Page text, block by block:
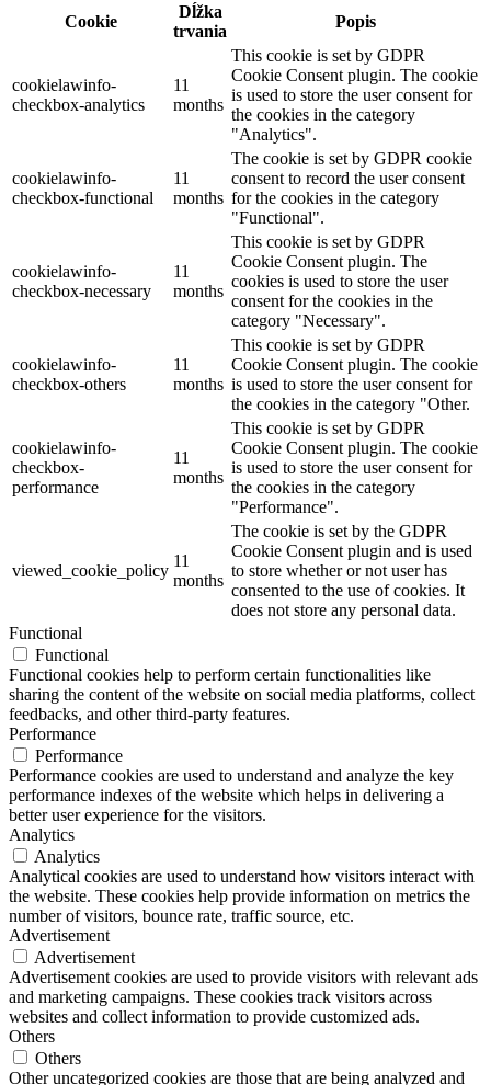
Cookie
Dĺžka
trvania
Popis
cookielawinfo-
checkbox-analytics
11
months
This cookie is set by GDPR
Cookie Consent plugin. The cookie
is used to store the user consent for
the cookies in the category
"Analytics".
cookielawinfo-
checkbox-functional
11
months
The cookie is set by GDPR cookie
consent to record the user consent
for the cookies in the category
"Functional".
cookielawinfo-
checkbox-necessary
11
months
This cookie is set by GDPR
Cookie Consent plugin. The
cookies is used to store the user
consent for the cookies in the
category "Necessary".
cookielawinfo-
checkbox-others
11
months
This cookie is set by GDPR
Cookie Consent plugin. The cookie
is used to store the user consent for
the cookies in the category "Other.
cookielawinfo-
checkbox-
performance
11
months
This cookie is set by GDPR
Cookie Consent plugin. The cookie
is used to store the user consent for
the cookies in the category
"Performance".
viewed_cookie_policy
11
months
The cookie is set by the GDPR
Cookie Consent plugin and is used
to store whether or not user has
consented to the use of cookies. It
does not store any personal data.
Functional
Functional
Functional cookies help to perform certain functionalities like
sharing the content of the website on social media platforms, collect
feedbacks, and other third-party features.
Performance
Performance
Performance cookies are used to understand and analyze the key
performance indexes of the website which helps in delivering a
better user experience for the visitors.
Analytics
Analytics
Analytical cookies are used to understand how visitors interact with
the website. These cookies help provide information on metrics the
number of visitors, bounce rate, traffic source, etc.
Advertisement
Advertisement
Advertisement cookies are used to provide visitors with relevant ads
and marketing campaigns. These cookies track visitors across
websites and collect information to provide customized ads.
Others
Others
Other uncategorized cookies are those that are being analyzed and